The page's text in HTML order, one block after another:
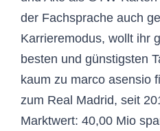
der Fachsprache auch
Karrieremodus, wollt ihr
besten und günstigsten
kaum zu marco asensio
zum Real Madrid, seit
Marktwert: 40,00 Mio